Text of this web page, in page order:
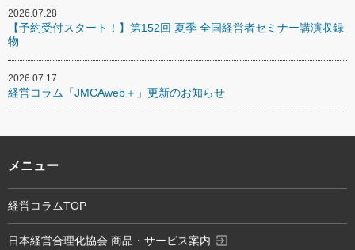
2026.07.28
【予約受付スタート！】第152回 夏季 全国経営者セミナー講演収録
物
2026.07.17
経営コラム「JMCAweb＋」更新のお知らせ
メニュー
経営コラムTOP
日本経営合理化協会 商品・サービス案内 exit_to_app